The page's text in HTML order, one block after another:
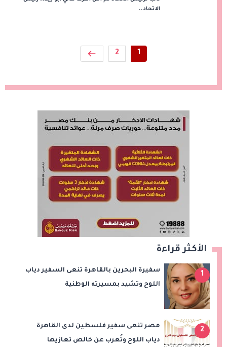
الاتحاد..
1
2
الأكثر قراءة
1
سفيرة البحرين بالقاهرة تنعى السفير دياب
اللوح وتشيد بمسيرته الوطنية
2
مصر تنعى سفير فلسطين لدى القاهرة
دياب اللوح وتُعرب عن خالص تعازيها